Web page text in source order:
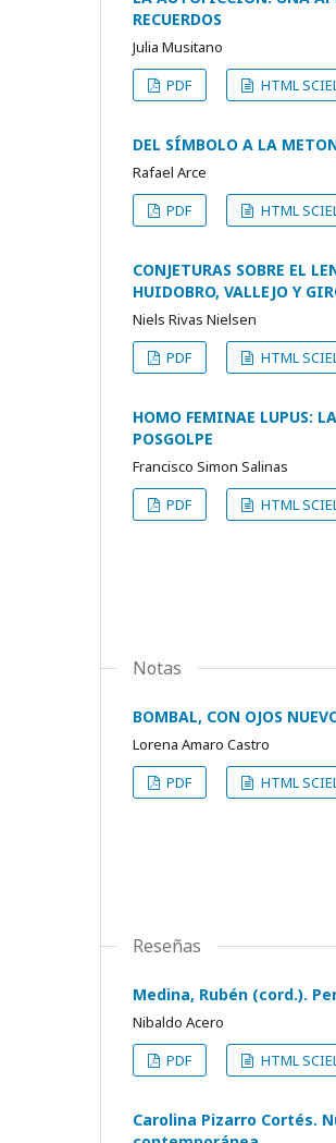
RECUERDOS
Julia Musitano
PDF
HTML
DEL SÍMBOLO A LA
Rafael Arce
PDF
HTML
CONJETURAS SOBRE EL
HUIDOBRO, VALLEJO Y
Niels Rivas Nielsen
PDF
HTML
HOMO FEMINAE LUPUS:
POSGOLPE
Francisco Simon Salinas
PDF
HTML
Notas
BOMBAL, CON OJOS
Lorena Amaro Castro
PDF
HTML
Reseñas
Medina, Rubén (cord.).
Nibaldo Acero
PDF
HTML
Carolina Pizarro Cortés.